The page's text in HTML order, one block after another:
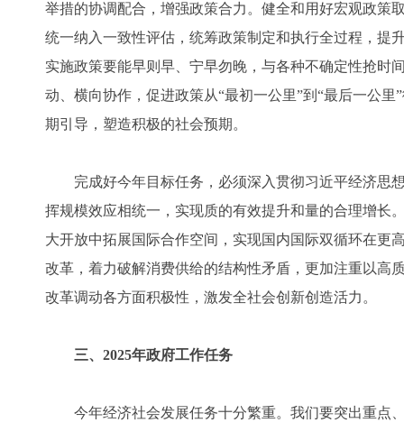
举措的协调配合，增强政策合力。健全和用好宏观政策
统一纳入一致性评估，统筹政策制定和执行全过程，提
实施政策要能早则早、宁早勿晚，与各种不确定性抢时
动、横向协作，促进政策从“最初一公里”到“最后一公
期引导，塑造积极的社会预期。
完成好今年目标任务，必须深入贯彻习近平经济思
挥规模效应相统一，实现质的有效提升和量的合理增长
大开放中拓展国际合作空间，实现国内国际双循环在更
改革，着力破解消费供给的结构性矛盾，更加注重以高
改革调动各方面积极性，激发全社会创新创造活力。
三、2025年政府工作任务
今年经济社会发展任务十分繁重。我们要突出重点